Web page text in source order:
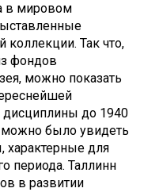
в мировом
коллекции. Так что,
фондов
можно показать
дисциплины до 1940
можно было увидеть
для
периода. Таллинн
в развитии